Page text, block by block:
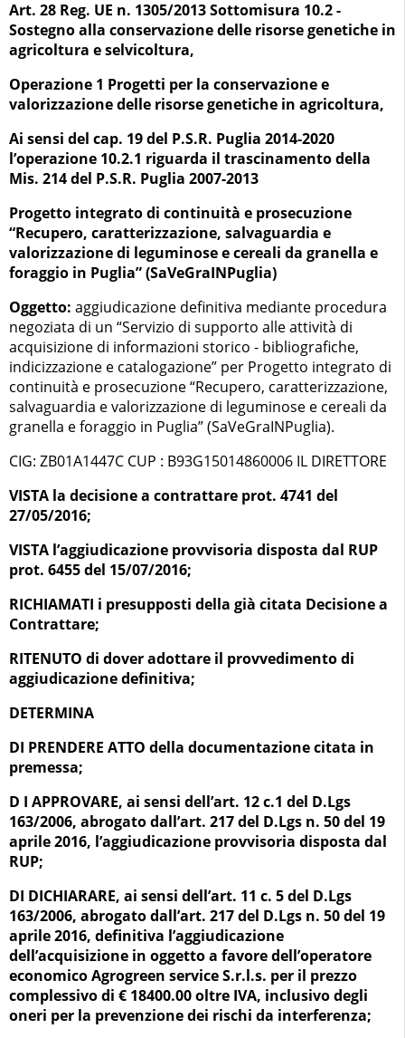
Art. 28 Reg. UE n. 1305/2013 Sottomisura 10.2 -
Sostegno alla conservazione delle risorse genetiche in
agricoltura e selvicoltura,
Operazione 1 Progetti per la conservazione e
valorizzazione delle risorse genetiche in agricoltura,
Ai sensi del cap. 19 del P.S.R. Puglia 2014-2020
l’operazione 10.2.1 riguarda il trascinamento della
Mis. 214 del P.S.R. Puglia 2007-2013
Progetto integrato di continuità e prosecuzione
“Recupero, caratterizzazione, salvaguardia e
valorizzazione di leguminose e cereali da granella e
foraggio in Puglia” (SaVeGraINPuglia)
Oggetto: aggiudicazione definitiva mediante procedura
negoziata di un “Servizio di supporto alle attività di
acquisizione di informazioni storico - bibliografiche,
indicizzazione e catalogazione” per Progetto integrato di
continuità e prosecuzione “Recupero, caratterizzazione,
salvaguardia e valorizzazione di leguminose e cereali da
granella e foraggio in Puglia” (SaVeGraINPuglia).
CIG: ZB01A1447C CUP : B93G15014860006 IL DIRETTORE
VISTA la decisione a contrattare prot. 4741 del
27/05/2016;
VISTA l’aggiudicazione provvisoria disposta dal RUP
prot. 6455 del 15/07/2016;
RICHIAMATI i presupposti della già citata Decisione a
Contrattare;
RITENUTO di dover adottare il provvedimento di
aggiudicazione definitiva;
DETERMINA
DI PRENDERE ATTO della documentazione citata in
premessa;
D I APPROVARE, ai sensi dell’art. 12 c.1 del D.Lgs
163/2006, abrogato dall’art. 217 del D.Lgs n. 50 del 19
aprile 2016, l’aggiudicazione provvisoria disposta dal
RUP;
DI DICHIARARE, ai sensi dell’art. 11 c. 5 del D.Lgs
163/2006, abrogato dall’art. 217 del D.Lgs n. 50 del 19
aprile 2016, definitiva l’aggiudicazione
dell’acquisizione in oggetto a favore dell’operatore
economico Agrogreen service S.r.l.s. per il prezzo
complessivo di € 18400.00 oltre IVA, inclusivo degli
oneri per la prevenzione dei rischi da interferenza;